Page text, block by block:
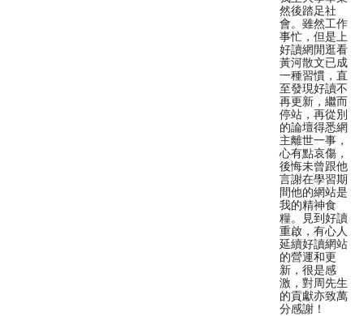
然後踏足社
會。雖然工作
事忙，但是上
好讀網閒逛看
黃河散文已成
一種習慣，直
至發現好讀不
再更新，繼而
停站，再從別
的論壇得悉網
主離世一事，
心有點哀傷，
後悔未曾跟他
言謝在學習期
間他的網站是
我的精神食
糧。見到好讀
重啟，有心人
延續好讀網站
的營運和更
新，很是感
激，對周先生
的貢獻亦致萬
分感謝！